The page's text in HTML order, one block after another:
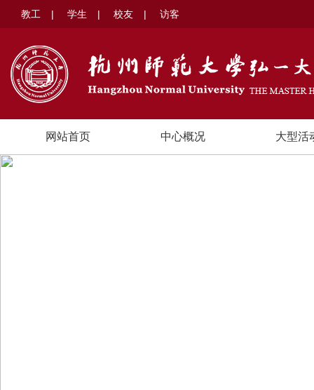
教工 | 学生 | 校友 | 访客
网站首页 中心概况 大型活